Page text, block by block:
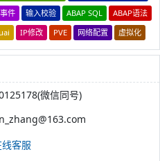
件 输入校验 ABAP SQL
ABAP语法
IP修改 PVE 网络配置 虚拟化
微信同号)
客服